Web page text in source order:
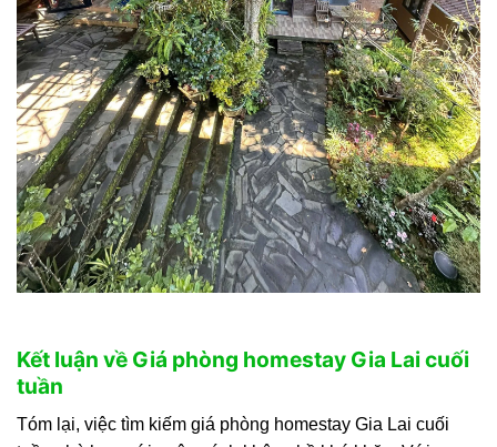
Kết luận về Giá phòng homestay Gia Lai cuối
tuần
Tóm lại, việc tìm kiếm giá phòng homestay Gia Lai cuối